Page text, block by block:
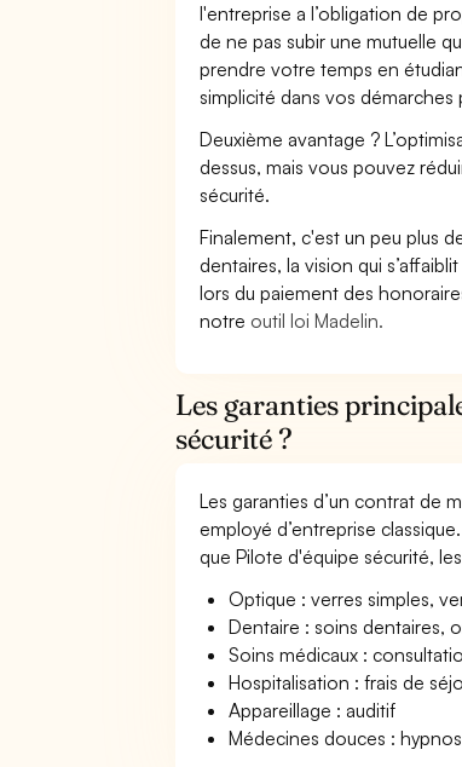
l'entreprise a l’obligation de
de ne pas subir une mutuelle
prendre votre temps en
simplicité dans vos
Deuxième avantage ?
dessus, mais vous pouvez
sécurité.
Finalement, c'est un peu plus
dentaires, la vision qui
lors du paiement des
notre outil loi Madelin.
Les garanties
sécurité ?
Les garanties d’un contrat de
employé d’entreprise
que Pilote d'équipe sécurité,
Optique : verres simples,
Dentaire : soins dentaires,
Soins médicaux :
Hospitalisation : frais de
Appareillage : auditif
Médecines douces :